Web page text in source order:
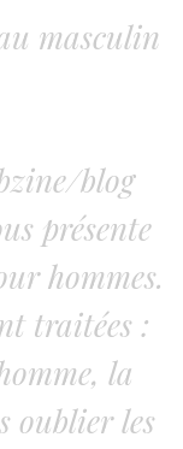
masculin
blog
présente
hommes.
traitées :
la
oublier les